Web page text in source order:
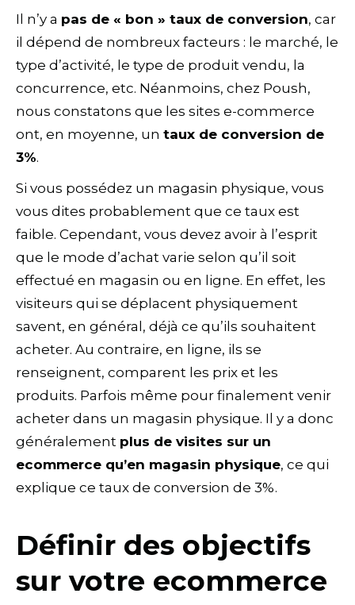
Il n’y a pas de « bon » taux de conversion, car
il dépend de nombreux facteurs : le marché, le
type d’activité, le type de produit vendu, la
concurrence, etc. Néanmoins, chez Poush,
nous constatons que les sites e-commerce
ont, en moyenne, un taux de conversion de
3%.
Si vous possédez un magasin physique, vous
vous dites probablement que ce taux est
faible. Cependant, vous devez avoir à l’esprit
que le mode d’achat varie selon qu’il soit
effectué en magasin ou en ligne. En effet, les
visiteurs qui se déplacent physiquement
savent, en général, déjà ce qu’ils souhaitent
acheter. Au contraire, en ligne, ils se
renseignent, comparent les prix et les
produits. Parfois même pour finalement venir
acheter dans un magasin physique. Il y a donc
généralement plus de visites sur un
ecommerce qu’en magasin physique, ce qui
explique ce taux de conversion de 3%.
Définir des objectifs
sur votre ecommerce